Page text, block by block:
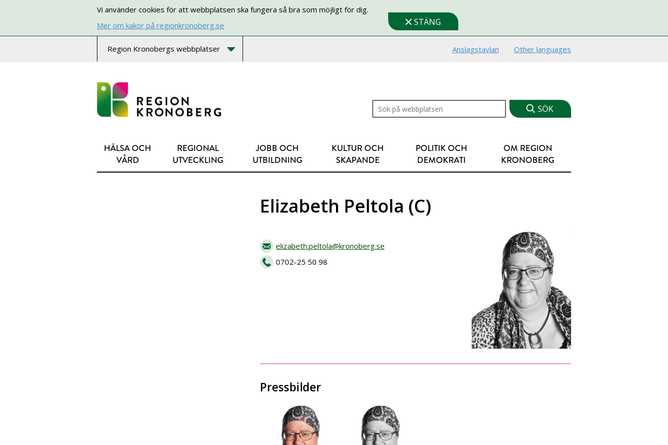
Vi använder cookies för att webbplatsen ska fungera så bra som möjligt för dig.
Mer om kakor på regionkronoberg.se
STÄNG
Region Kronobergs webbplatser Anslagstavlan Other languages
Sök på webbplatsen
HÄLSA OCH
VÅRD
REGIONAL
UTVECKLING
JOBB OCH
UTBILDNING
KULTUR OCH
SKAPANDE
POLITIK OCH
DEMOKRATI
OM REGION
KRONOBERG
Elizabeth Peltola (C)
elizabeth.peltola@kronoberg.se
0702-25 50 98
Pressbilder